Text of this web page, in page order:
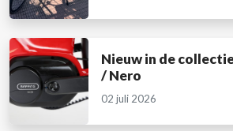
Nieuw in de
/ Nero
02 juli 2026